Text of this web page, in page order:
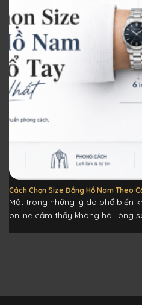
Cách Chọn Size Đồng Hồ Nam Theo
Một trong những lý do phổ biến
online cảm thấy không hài lòng